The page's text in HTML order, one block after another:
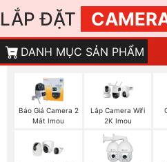
LẮP ĐẶT
DANH MỤC SẢN PHẨM
Báo Giá Camera 2
Mắt Imou
Lắp Camera Wifi
2K Imou